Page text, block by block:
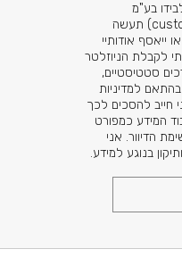
בע"מ
) תעשה
ייאסף אודותיי
לקבלת הניוזלטר
סטטיסטיים,
בהתאם למדיניות
חייב להסכים לכך
המידע כמפורט
הדיוור. אני
בנוגע למידע.